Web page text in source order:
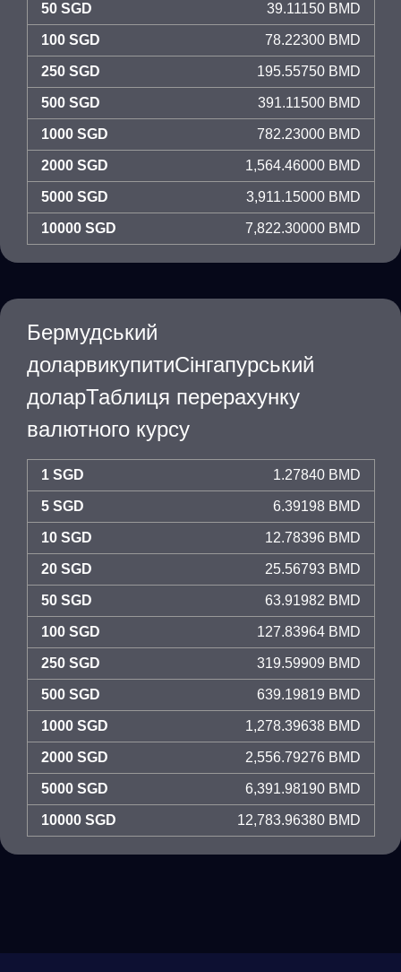
50 SGD 39.11150 BMD
100 SGD 78.22300 BMD
250 SGD 195.55750 BMD
500 SGD 391.11500 BMD
1000 SGD 782.23000 BMD
2000 SGD 1,564.46000 BMD
5000 SGD 3,911.15000 BMD
10000 SGD 7,822.30000 BMD
Бермудський
доларвикупитиСінгапурський
доларТаблиця перерахунку
валютного курсу
1 SGD 1.27840 BMD
5 SGD 6.39198 BMD
10 SGD 12.78396 BMD
20 SGD 25.56793 BMD
50 SGD 63.91982 BMD
100 SGD 127.83964 BMD
250 SGD 319.59909 BMD
500 SGD 639.19819 BMD
1000 SGD 1,278.39638 BMD
2000 SGD 2,556.79276 BMD
5000 SGD 6,391.98190 BMD
10000 SGD 12,783.96380 BMD